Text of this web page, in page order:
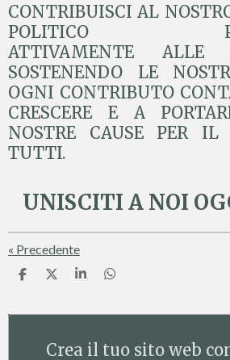
CONTRIBUISCI AL
POLITICO
ATTIVAMENTE
SOSTENENDO LE
OGNI CONTRIBUTO
CRESCERE E A
NOSTRE CAUSE PER IL
TUTTI.
UNISCITI A NOI
« Precedente
C
d
C
d
v
i
C
d
v
i
C
d
v
i
Crea il tuo sito web